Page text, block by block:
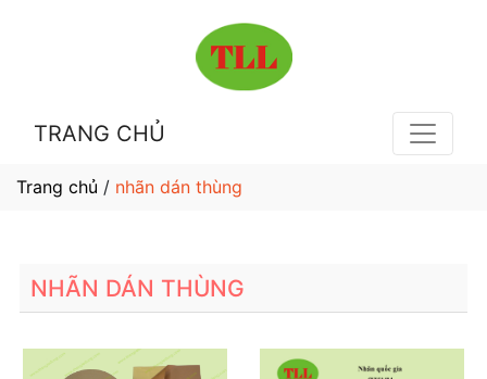
TRANG CHỦ
Trang chủ / nhãn dán thùng
NHÃN DÁN THÙNG